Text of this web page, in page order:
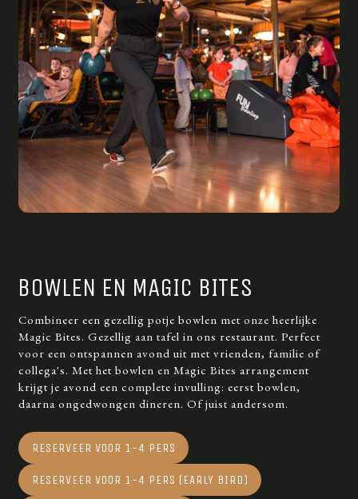
BOWLEN EN MAGIC BITES
Combineer een gezellig potje bowlen met onze heerlijke
Magic Bites. Gezellig aan tafel in ons restaurant. Perfect
voor een ontspannen avond uit met vrienden, familie of
collega's. Met het bowlen en Magic Bites arrangement
krijgt je avond een complete invulling: eerst bowlen,
daarna ongedwongen dineren. Of juist andersom.
RESERVEER VOOR 1-4 PERS
RESERVEER VOOR 1-4 PERS (EARLY BIRD)